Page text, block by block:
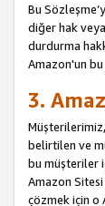
Bu
diğer hak
durdurma
Amazon'un
3.
Müşterilerimiz,
belirtilen ve
bu müşteriler
Amazon
çözmek için o